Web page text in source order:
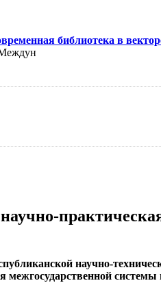
библиотека в
научно-